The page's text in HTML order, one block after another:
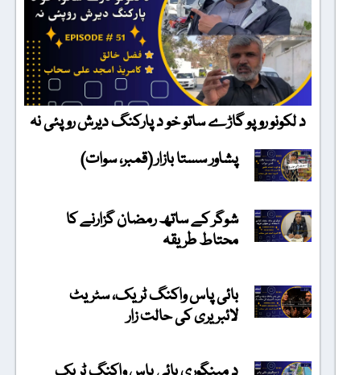
د لکونو روپو گاڑے ساتو خو د پارکنگ دیرش روپئی نہ
پشاور سستا بازار (قمبر، سوات)
شوگر کے ساتھ رمضان گزارنے کا
محتاط طریقہ
بائی پاس واکنگ ٹریک، سٹریٹ
لائبریری کی حالت زار